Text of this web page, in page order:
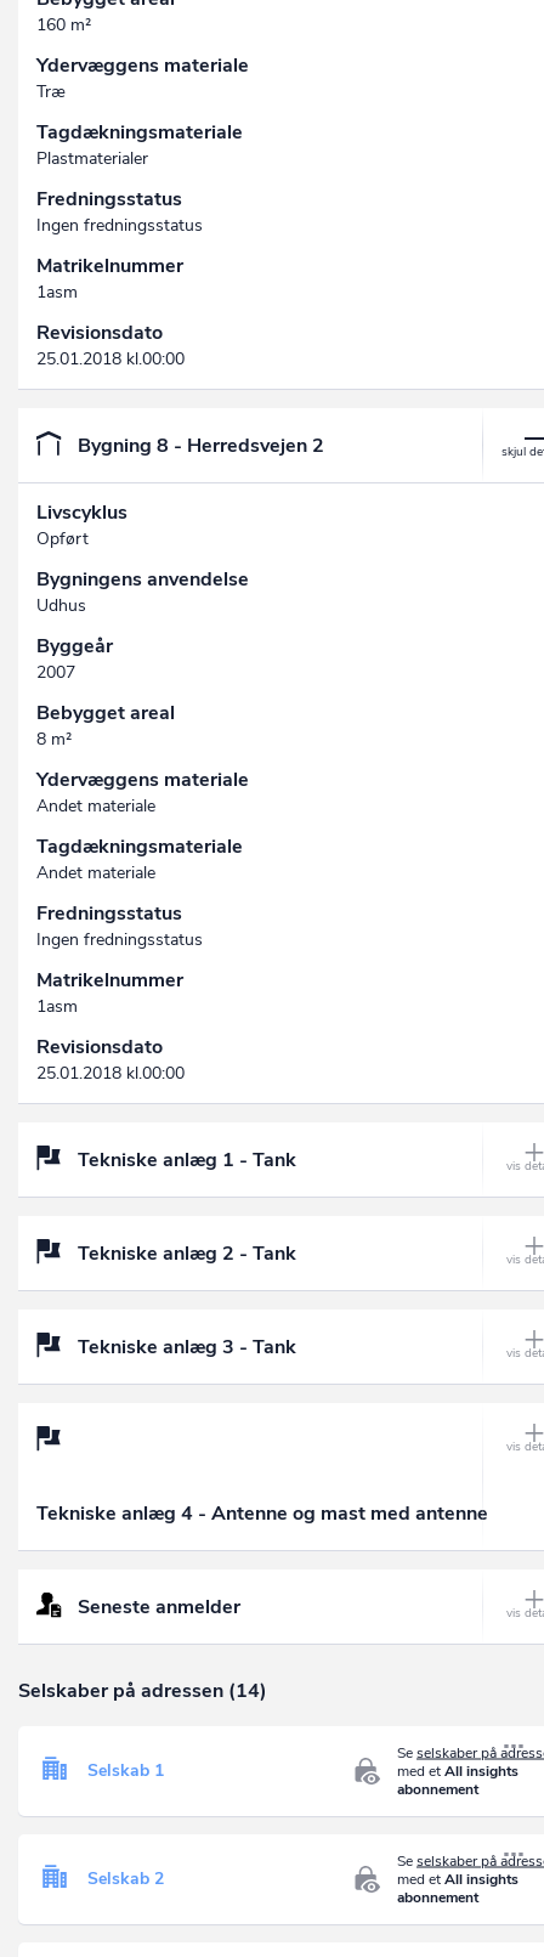
160 m²
Ydervæggens materiale
Træ
Tagdækningsmateriale
Plastmaterialer
Fredningsstatus
Ingen fredningsstatus
Matrikelnummer
1asm
Revisionsdato
25.01.2018 kl.00:00
Bygning 8 - Herredsvejen 2
Livscyklus
Opført
Bygningens anvendelse
Udhus
Byggeår
2007
Bebygget areal
8 m²
Ydervæggens materiale
Andet materiale
Tagdækningsmateriale
Andet materiale
Fredningsstatus
Ingen fredningsstatus
Matrikelnummer
1asm
Revisionsdato
25.01.2018 kl.00:00
Tekniske anlæg 1 - Tank
Tekniske anlæg 2 - Tank
Tekniske anlæg 3 - Tank
Tekniske anlæg 4 - Antenne og mast med antenne
Seneste anmelder
Selskaber på adressen (14)
Seselskaber på
med etAll insights
abonnement
Selskab 1
Seselskaber på
med etAll insights
abonnement
Selskab 2